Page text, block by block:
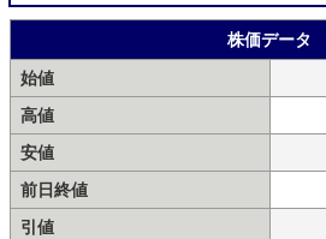
株価データ
始値
高値
安値
前日終値
引値